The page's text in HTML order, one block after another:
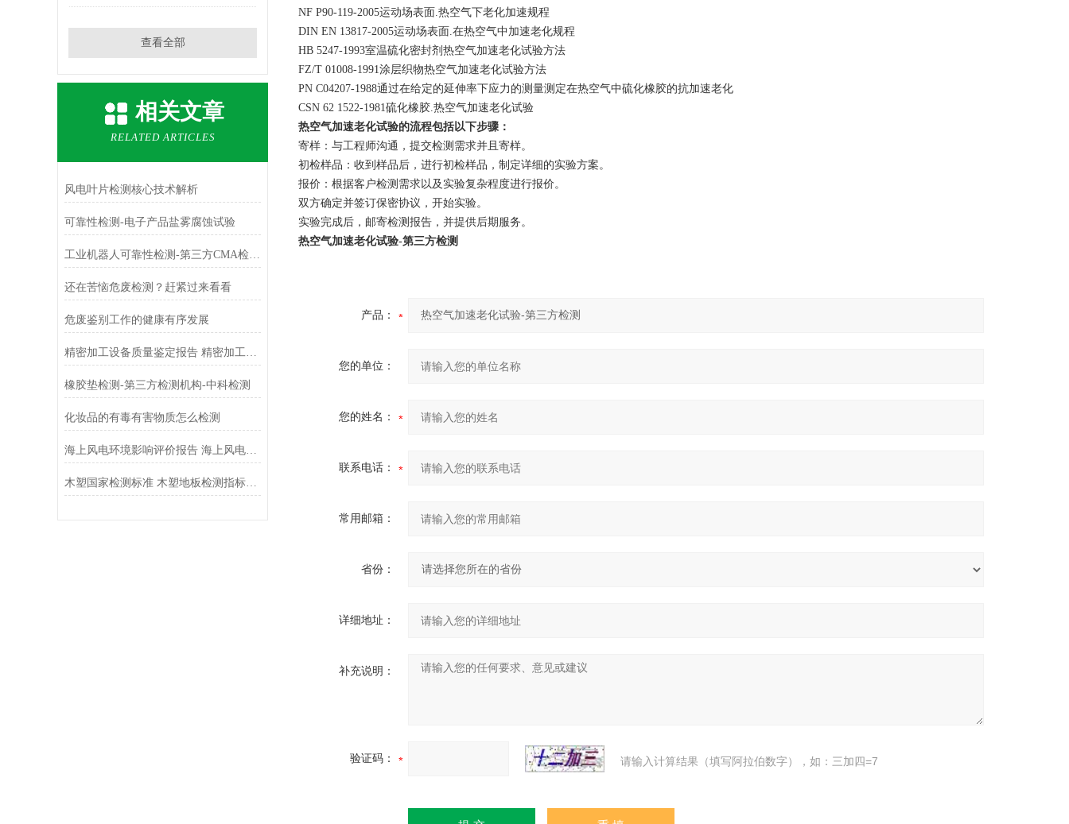
查看全部
相关文章
RELATED ARTICLES
风电叶片检测核心技术解析
可靠性检测-电子产品盐雾腐蚀试验
工业机器人可靠性检测-第三方CMA检测机构
还在苦恼危废检测？赶紧过来看看
危废鉴别工作的健康有序发展
精密加工设备质量鉴定报告 精密加工设备质量鉴定机构去哪找
橡胶垫检测-第三方检测机构-中科检测
化妆品的有毒有害物质怎么检测
海上风电环境影响评价报告 海上风电环境影响评价技术
木塑国家检测标准 木塑地板检测指标有哪些
NF P90-119-2005运动场表面.热空气下老化加速规程
DIN EN 13817-2005运动场表面.在热空气中加速老化规程
HB 5247-1993室温硫化密封剂热空气加速老化试验方法
FZ/T 01008-1991涂层织物热空气加速老化试验方法
PN C04207-1988通过在给定的延伸率下应力的测量测定在热空气中硫化橡胶的抗加速老化
CSN 62 1522-1981硫化橡胶.热空气加速老化试验
热空气加速老化试验的流程包括以下步骤：
寄样：与工程师沟通，提交检测需求并且寄样。
初检样品：收到样品后，进行初检样品，制定详细的实验方案。
报价：根据客户检测需求以及实验复杂程度进行报价。
双方确定并签订保密协议，开始实验。
实验完成后，邮寄检测报告，并提供后期服务。
热空气加速老化试验-第三方检测
产品：
您的单位：
您的姓名：
联系电话：
常用邮箱：
省份：
详细地址：
补充说明：
验证码： 请输入计算结果（填写阿拉伯数字），如：三加四=7